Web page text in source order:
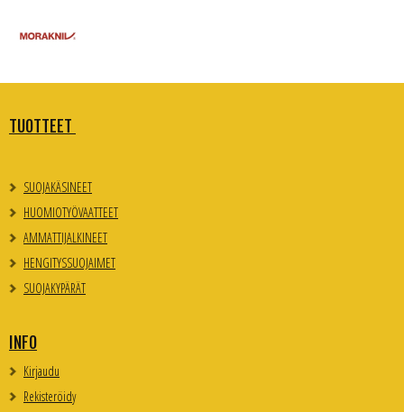
TUOTTEET
SUOJAKÄSINEET
HUOMIOTYÖVAATTEET
AMMATTIJALKINEET
HENGITYSSUOJAIMET
SUOJAKYPÄRÄT
INFO
Kirjaudu
Rekisteröidy